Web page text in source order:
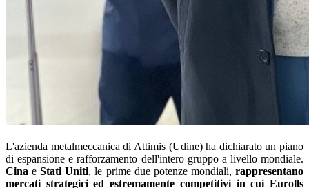
L'azienda metalmeccanica di Attimis (Udine) ha dichiarato un piano
di espansione e rafforzamento dell'intero gruppo a livello mondiale.
CinaeStati Uniti, le prime due potenze mondiali,rappresentano
mercati strategici ed estremamente competitivi in cui Eurolls